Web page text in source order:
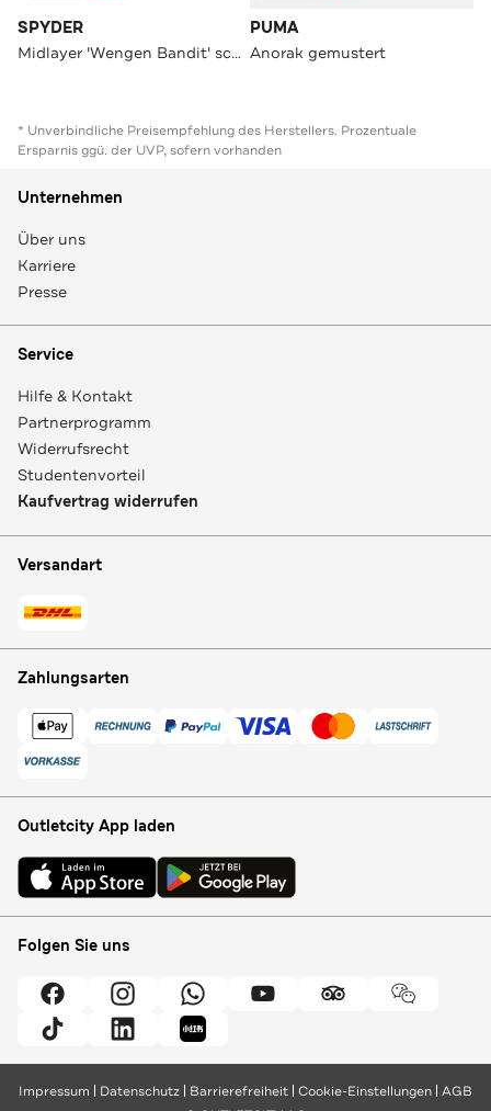
SPYDER
Midlayer 'Wengen Bandit' schwarz
PUMA
Anorak gemustert
* Unverbindliche Preisempfehlung des Herstellers. Prozentuale
Ersparnis ggü. der UVP, sofern vorhanden
Unternehmen
Über uns
Karriere
Presse
Service
Hilfe & Kontakt
Partnerprogramm
Widerrufsrecht
Studentenvorteil
Kaufvertrag widerrufen
Versandart
Zahlungsarten
Outletcity App laden
Folgen Sie uns
Impressum Datenschutz Barrierefreiheit Cookie-Einstellungen AGB